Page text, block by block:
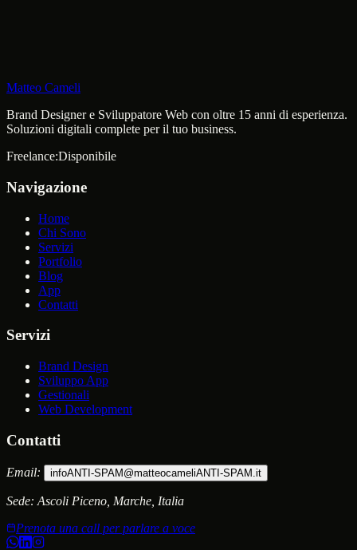
Matteo Cameli
Brand Designer e Sviluppatore Web con oltre 15 anni di esperienza.
Soluzioni digitali complete per il tuo business.
Freelance:Disponibile
Navigazione
Home
Chi Sono
Servizi
Portfolio
Blog
App
Contatti
Servizi
Brand Design
Sviluppo App
Gestionali
Web Development
Contatti
Email: infoANTI-SPAM@matteocameliANTI-SPAM .it
Sede: Ascoli Piceno, Marche, Italia
Prenota una call per parlare a voce